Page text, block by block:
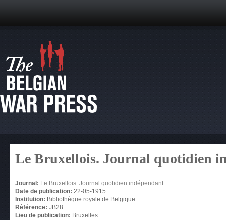
Le Bruxellois. Journal quotidien
Journal: Le Bruxellois. Journal quotidien indépendant
Date de publication: 22-05-1915
Institution: Bibliothèque royale de Belgique
Référence: JB28
Lieu de publication: Bruxelles